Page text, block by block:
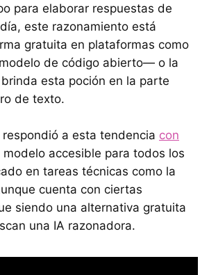
para elaborar respuestas de
este razonamiento está
gratuita en plataformas como
de código abierto— o la
esta poción en la parte
de texto.
a esta tendencia con
modelo accesible para todos los
en tareas técnicas como la
cuenta con ciertas
siendo una alternativa gratuita
una IA razonadora.